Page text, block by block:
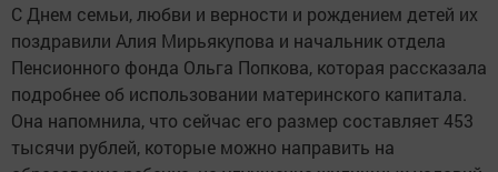
С Днем семьи, любви и верности и рождением детей их
поздравили Алия Мирьякупова и начальник отдела
Пенсионного фонда Ольга Попкова, которая рассказала
подробнее об использовании материнского капитала.
Она напомнила, что сейчас его размер составляет 453
тысячи рублей, которые можно направить на